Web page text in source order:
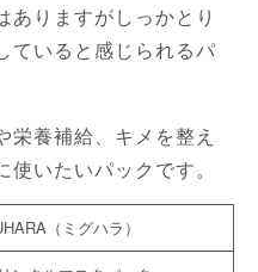
ありますがしっかとり
ていると感じられるパ
栄養補給、キメを整え
いたいパックです。
（ミグハラ）